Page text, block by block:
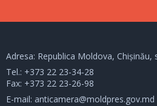
Adresa: Republica Moldova, Chișinău,
Tel.: +373 22 23-34-28
Fax: +373 22 23-26-98
E-mail: anticamera@moldpres.gov.md